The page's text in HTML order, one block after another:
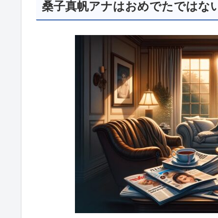
桑子真帆アナはおめでたではな